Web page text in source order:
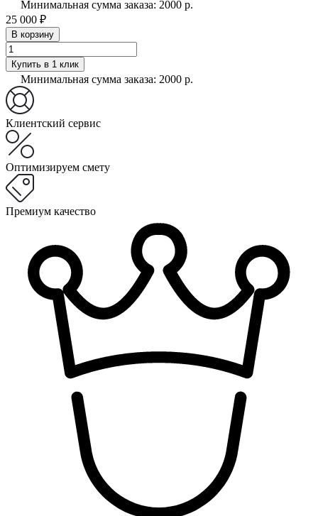
Минимальная сумма заказа: 2000 р.
25 000 ₽
В корзину
Купить в 1 клик
Минимальная сумма заказа: 2000 р.
Клиентский сервис
Оптимизируем смету
Премиум качество